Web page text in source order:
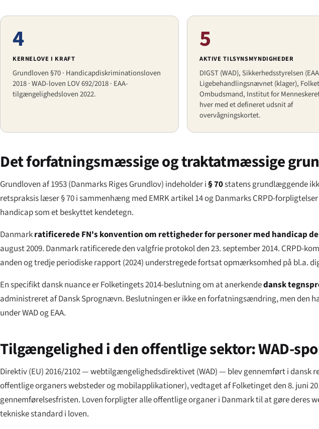
4
KERNELOVE I KRAFT
Grundloven §70 · Handicapdiskriminationsloven
2018 · WAD-loven LOV 692/2018 · EAA-
tilgængelighedsloven 2022.
5
AKTIVE TILSYNSMYNDIGHEDER
DIGST (WAD), Sikkerhedsstyrelsen
Ligebehandlingsnævnet (klager),
Ombudsmand, Institut for
hver med et defineret udsnit af
overvågningskortet.
Det forfatningsmæssige og traktatmæssige
Grundloven af 1953 (Danmarks Riges Grundlov) indeholder i§ 70statens grundlæggende
retspraksis læser § 70 i sammenhæng med EMRK artikel 14 og Danmarks CRPD-
handicap som et beskyttet kendetegn.
Danmarkratificerede FN's konvention om rettigheder for personer med handicap
august 2009. Danmark ratificerede den valgfrie protokol den 23. september 2014. CRPD-
anden og tredje periodiske rapport (2024) understregede fortsat opmærksomhed på bl.a.
En specifikt dansk nuance er Folketingets 2014-beslutning om at anerkendedansk
administreret af Dansk Sprognævn. Beslutningen er ikke en forfatningsændring, men
under WAD og EAA.
Tilgængelighed i den offentlige sektor: WAD-
Direktiv (EU) 2016/2102 — webtilgængelighedsdirektivet (WAD) — blev gennemført i dansk
offentlige organers websteder og mobilapplikationer), vedtaget af Folketinget den 8. juni
gennemførelsesfristen. Loven forpligter alle offentlige organer i Danmark til at gøre deres
tekniske standard i loven.